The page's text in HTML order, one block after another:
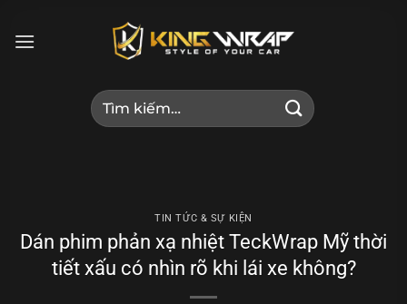
qua
Tìm
kiếm:
TIN TỨC & SỰ KIỆN
Dán phim phản xạ nhiệt TeckWrap Mỹ thời
tiết xấu có nhìn rõ khi lái xe không?